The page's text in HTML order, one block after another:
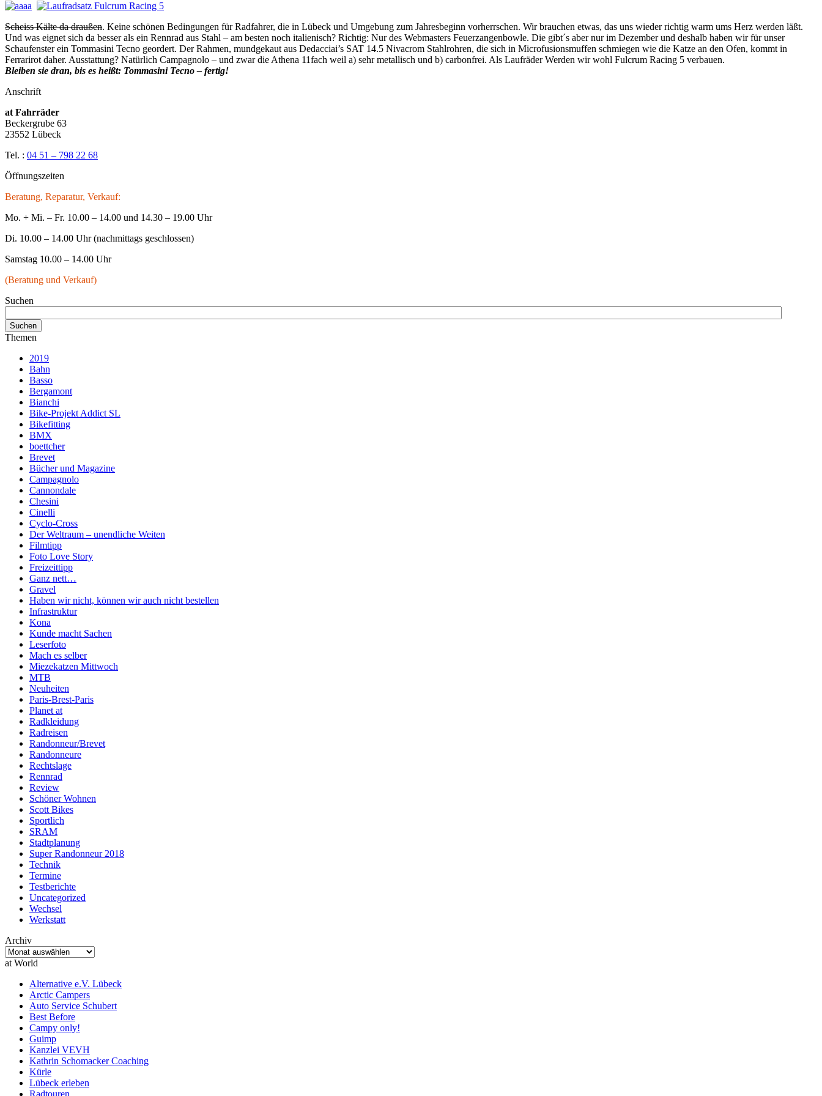
Scheiss Kälte da draußen. Keine schönen Bedingungen für Radfahrer, die in Lübeck und Umgebung zum Jahresbeginn vorherrschen. Wir brauchen etwas, das uns wieder richtig warm ums Herz werden läßt.
Und was eignet sich da besser als ein Rennrad aus Stahl – am besten noch italienisch? Richtig: Nur des Webmasters Feuerzangenbowle. Die gibt´s aber nur im Dezember und deshalb haben wir für unser
Schaufenster ein Tommasini Tecno geordert. Der Rahmen, mundgekaut aus Dedacciai’s SAT 14.5 Nivacrom Stahlrohren, die sich in Microfusionsmuffen schmiegen wie die Katze an den Ofen, kommt in
Ferrarirot daher. Ausstattung? Natürlich Campagnolo – und zwar die Athena 11fach weil a) sehr metallisch und b) carbonfrei. Als Laufräder Werden wir wohl Fulcrum Racing 5 verbauen.
Bleiben sie dran, bis es heißt: Tommasini Tecno – fertig!
Anschrift
at Fahrräder
Beckergrube 63
23552 Lübeck
Tel. : 04 51 – 798 22 68
Öffnungszeiten
Beratung, Reparatur, Verkauf:
Mo. + Mi. – Fr. 10.00 – 14.00 und 14.30 – 19.00 Uhr
Di. 10.00 – 14.00 Uhr (nachmittags geschlossen)
Samstag 10.00 – 14.00 Uhr
(Beratung und Verkauf)
Suchen
Themen
2019
Bahn
Basso
Bergamont
Bianchi
Bike-Projekt Addict SL
Bikefitting
BMX
boettcher
Brevet
Bücher und Magazine
Campagnolo
Cannondale
Chesini
Cinelli
Cyclo-Cross
Der Weltraum – unendliche Weiten
Filmtipp
Foto Love Story
Freizeittipp
Ganz nett…
Gravel
Haben wir nicht, können wir auch nicht bestellen
Infrastruktur
Kona
Kunde macht Sachen
Leserfoto
Mach es selber
Miezekatzen Mittwoch
MTB
Neuheiten
Paris-Brest-Paris
Planet at
Radkleidung
Radreisen
Randonneur/Brevet
Randonneure
Rechtslage
Rennrad
Review
Schöner Wohnen
Scott Bikes
Sportlich
SRAM
Stadtplanung
Super Randonneur 2018
Technik
Termine
Testberichte
Uncategorized
Wechsel
Werkstatt
Archiv
Archiv
at World
Alternative e.V. Lübeck
Arctic Campers
Auto Service Schubert
Best Before
Campy only!
Guimp
Kanzlei VEVH
Kathrin Schomacker Coaching
Kürle
Lübeck erleben
Radtouren